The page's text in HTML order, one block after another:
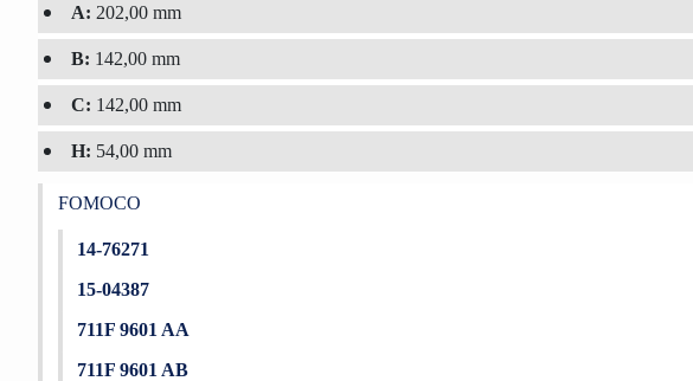
A: 202,00 mm
B: 142,00 mm
C: 142,00 mm
H: 54,00 mm
FOMOCO
14-76271
15-04387
711F 9601 AA
711F 9601 AB